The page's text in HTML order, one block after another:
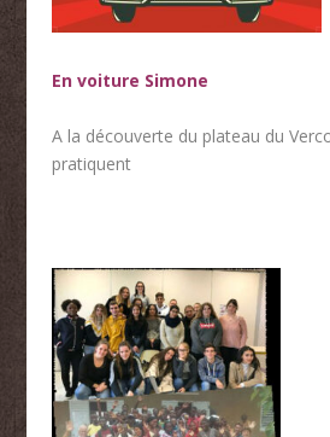
En voiture Simone
A la découverte du plateau du
pratiquent